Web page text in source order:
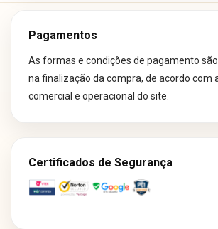
Pagamentos
As formas e condições de pagamento
na finalização da compra, de acordo com
comercial e operacional do site.
Certificados de Segurança